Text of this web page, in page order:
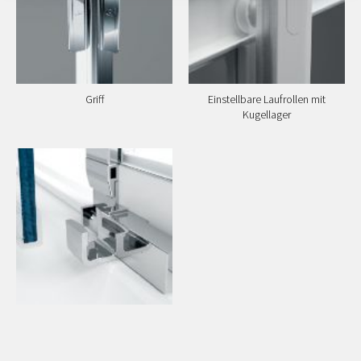
Griff
Einstellbare Laufrollen mit
Kugellager